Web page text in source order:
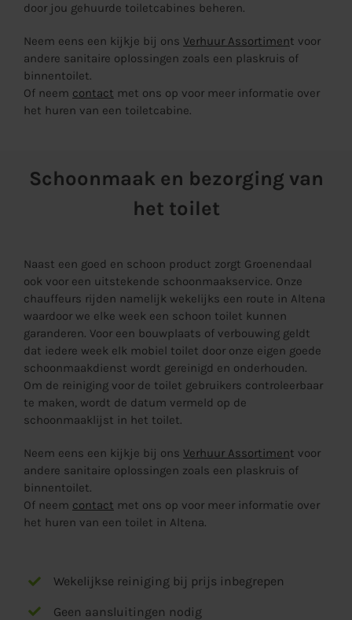
door jou gehuurde toiletcabines beheren.
Neem eens een kijkje bij ons Verhuur Assortiment voor
andere sanitaire oplossingen zoals een plaskruis of
binnentoilet.
Of neem contact met ons op voor meer informatie over
het huren van een toiletcabine.
Schoonmaak en bezorging van
het toilet
Naast een goed en schoon product zorgt Groenendaal
ook voor een uitstekende schoonmaakservice. Onze
chauffeurs rijden namelijk wekelijks een route in Altena
waardoor we elke week een schoon toilet kunnen
garanderen. Voor een bouwplaats of verbouwing geldt
dat iedere week elk mobiel toilet door onze eigen goede
schoonmaakdienst wordt gereinigd en onderhouden.
Om de reiniging voor de toilet gebruikers controleerbaar
te maken, wordt de datum vermeld op de
schoonmaaklijst in het toilet.
Neem eens een kijkje bij ons Verhuur Assortiment voor
andere sanitaire oplossingen zoals een plaskruis of
binnentoilet.
Of neem contact met ons op voor meer informatie over
het huren van een toilet in Altena.
Wekelijkse reiniging bij prijs inbegrepen
Geen aansluitingen nodig